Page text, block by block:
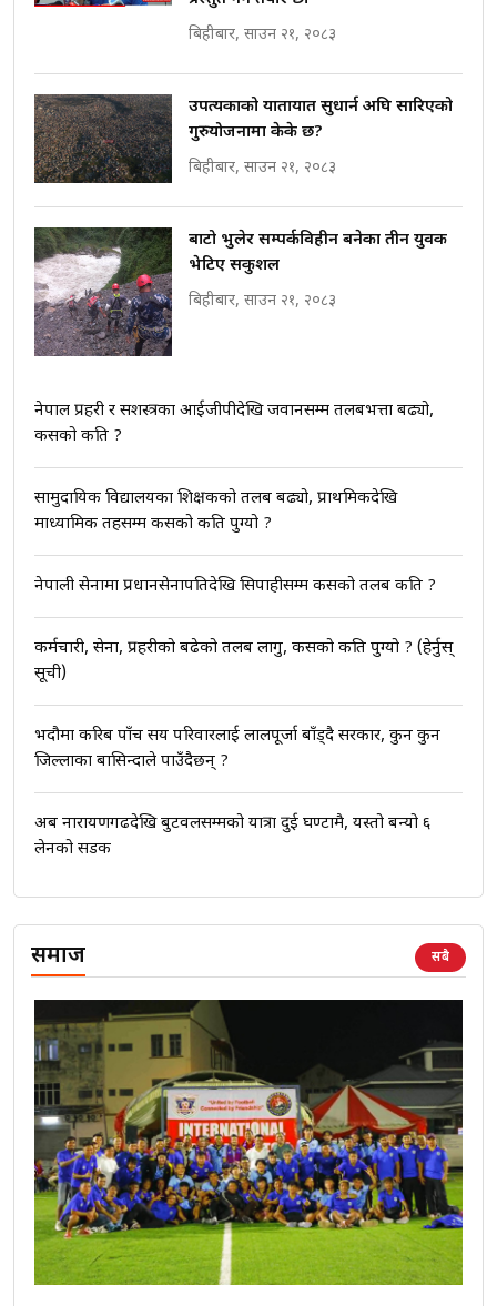
मन्त्रीले घुस डिल गरेको अडियो ! दुई झोला
नोट मन्त्रीलाई घुस | SIDHAKURA |
मृतकका परिवारप्रति मेडिकल
काउन्सीलको बदनियत ! न्याय खोज्दै
भौतारिदै सुवास || THE REPORTER ||
गोप्य अडियो र म्यासेज, गृह मन्त्रालय
भिजिट भिसामा गृह मन्त्रालयकै सेटिङः१
अर्ब बढी घुस!|| SIDHAKURA ||
SIDHAKURA |
बिहीबार, साउन २१, २०८३
उपत्यकाको यातायात सुधार्न अघि सारिएको
गुरुयोजनामा केके छ?
बिहीबार, साउन २१, २०८३
बाटो भुलेर सम्पर्कविहीन बनेका तीन युवक
भेटिए सकुशल
बिहीबार, साउन २१, २०८३
नेपाल प्रहरी र सशस्त्रका आईजीपीदेखि जवानसम्म तलबभत्ता बढ्यो,
कसको कति ?
सामुदायिक विद्यालयका शिक्षकको तलब बढ्यो, प्राथमिकदेखि
माध्यामिक तहसम्म कसको कति पुग्यो ?
नेपाली सेनामा प्रधानसेनापतिदेखि सिपाहीसम्म कसको तलब कति ?
कर्मचारी, सेना, प्रहरीको बढेको तलब लागु, कसको कति पुग्यो ? (हेर्नुस्
सूची)
भदौमा करिब पाँच सय परिवारलाई लालपूर्जा बाँड्दै सरकार, कुन कुन
जिल्लाका बासिन्दाले पाउँदैछन् ?
अब नारायणगढदेखि बुटवलसम्मको यात्रा दुई घण्टामै, यस्तो बन्यो ६
लेनको सडक
समाज सबै